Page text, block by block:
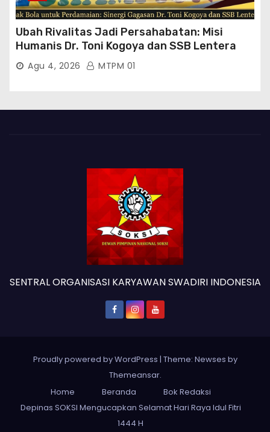
Ubah Rivalitas Jadi Persahabatan: Misi
Humanis Dr. Toni Kogoya dan SSB Lentera
TimurAgu 4, 2026 MTPM 01
SENTRAL ORGANISASI KARYAWAN SWADIRI INDONESIA
Proudly powered by WordPress | Theme: Newses by
Themeansar.
Home
Beranda
Bok Redaksi
Depinas SOKSI Mengucapkan Selamat Hari Raya Idul Fitri
1444 H